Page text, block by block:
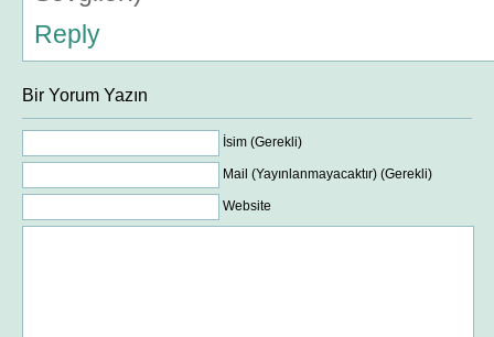
Reply
Bir Yorum Yazın
İsim (Gerekli)
Mail (Yayınlanmayacaktır) (Gerekli)
Website